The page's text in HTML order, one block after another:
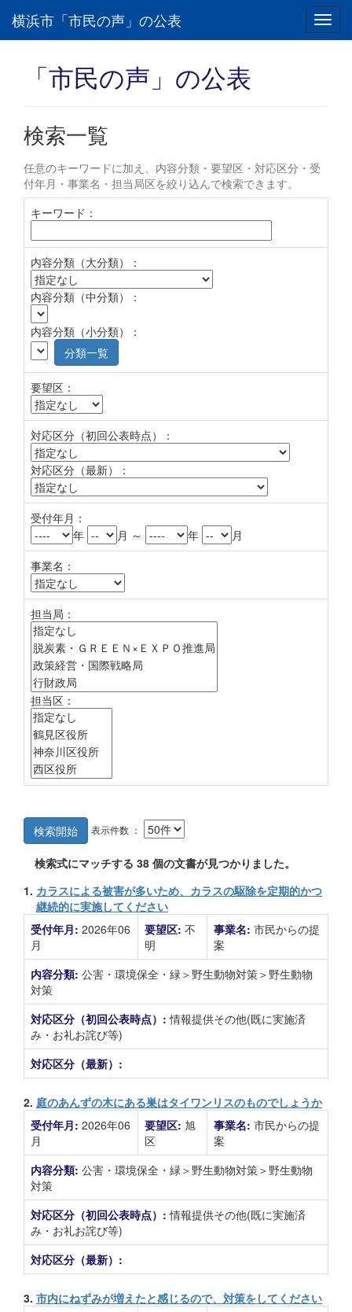
横浜市「市民の声」の公表
「市民の声」の公表
検索一覧
任意のキーワードに加え、内容分類・要望区・対応区分・受
付年月・事業名・担当局区を絞り込んで検索できます。
キーワード：
内容分類（大分類）：
内容分類（中分類）：
内容分類（小分類）：
分類一覧
要望区：
対応区分（初回公表時点）：
対応区分（最新）：
受付年月：
年
月 ～ 年
月
事業名：
担当局：
担当区：
検索開始 表示件数 ：
検索式にマッチする 38 個の文書が見つかりました。
1. カラスによる被害が多いため、カラスの駆除を定期的かつ
継続的に実施してください
受付年月: 2026年06
月
要望区: 不
明
事業名: 市民からの提
案
内容分類: 公害・環境保全・緑＞野生動物対策＞野生動物
対策
対応区分（初回公表時点）:情報提供その他(既に実施済
み・お礼お詫び等)
対応区分（最新）:
2. 庭のあんずの木にある巣はタイワンリスのものでしょうか
受付年月: 2026年06
月
要望区: 旭
区
事業名: 市民からの提
案
内容分類: 公害・環境保全・緑＞野生動物対策＞野生動物
対策
対応区分（初回公表時点）:情報提供その他(既に実施済
み・お礼お詫び等)
対応区分（最新）:
3. 市内にねずみが増えたと感じるので、対策をしてください